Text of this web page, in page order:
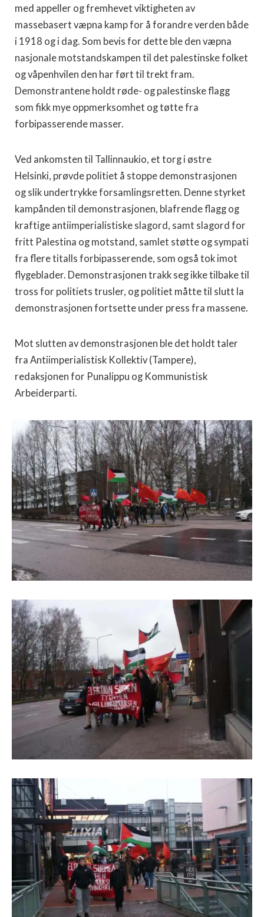
med appeller og fremhevet viktigheten av
massebasert væpna kamp for å forandre verden både
i 1918 og i dag. Som bevis for dette ble den væpna
nasjonale motstandskampen til det palestinske folket
og våpenhvilen den har ført til trekt fram.
Demonstrantene holdt røde- og palestinske flagg
som fikk mye oppmerksomhet og tøtte fra
forbipasserende masser.
Ved ankomsten til Tallinnaukio, et torg i østre
Helsinki, prøvde politiet å stoppe demonstrasjonen
og slik undertrykke forsamlingsretten. Denne styrket
kampånden til demonstrasjonen, blafrende flagg og
kraftige antiimperialistiske slagord, samt slagord for
fritt Palestina og motstand, samlet støtte og sympati
fra flere titalls forbipasserende, som også tok imot
flygeblader. Demonstrasjonen trakk seg ikke tilbake til
tross for politiets trusler, og politiet måtte til slutt la
demonstrasjonen fortsette under press fra massene.
Mot slutten av demonstrasjonen ble det holdt taler
fra Antiimperialistisk Kollektiv (Tampere),
redaksjonen for Punalippu og Kommunistisk
Arbeiderparti.